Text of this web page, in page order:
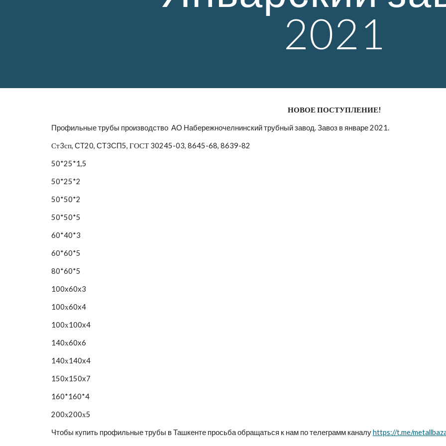
2021
НОВОЕ ПОСТУПЛЕНИЕ!
Профильные трубы производство  АО Набережночелнинский трубный завод. Завоз в январе 2021.
Ст3сп, СТ20, СТ3СП5, ГОСТ 30245-03, 8645-68, 8639-82
50*25*1,5
50*25*2
50*50*2
50*50*5
60*40*3
60*60*5
80*60*5
100х60х3
100х60х4
100х100х4
140х60х6
140х140х4
150х150х7
160*160*4
200х200х5
Чтобы купить профильные трубы в Ташкенте просьба обращаться к нам по телеграмм каналу https://t.me/